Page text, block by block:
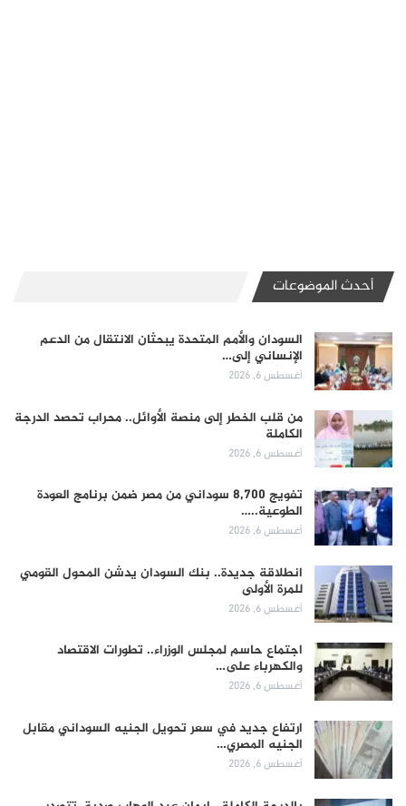
أحدث الموضوعات
السودان والأمم المتحدة يبحثان الانتقال من الدعم
الإنساني إلى…
أغسطس 6, 2026
من قلب الخطر إلى منصة الأوائل.. محراب تحصد الدرجة
الكاملة
أغسطس 6, 2026
تفويج 8,700 سوداني من مصر ضمن برنامج العودة
الطوعية..…
أغسطس 6, 2026
انطلاقة جديدة.. بنك السودان يدشن المحول القومي
للمرة الأولى
أغسطس 6, 2026
اجتماع حاسم لمجلس الوزراء.. تطورات الاقتصاد
والكهرباء على…
أغسطس 6, 2026
ارتفاع جديد في سعر تحويل الجنيه السوداني مقابل
الجنيه المصري…
أغسطس 6, 2026